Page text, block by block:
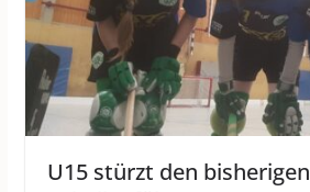
U15 stürzt den bisherigen